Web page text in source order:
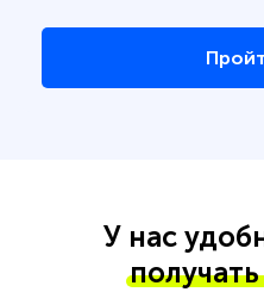
У нас
получать